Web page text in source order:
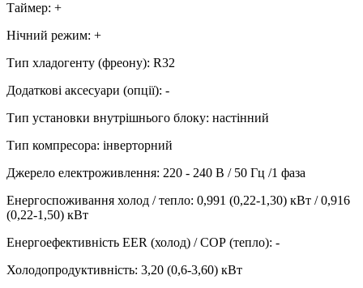
Таймер: +
Нічний режим: +
Тип хладогенту (фреону): R32
Додаткові аксесуари (опції): -
Тип установки внутрішнього блоку: настінний
Тип компресора: інверторний
Джерело електроживлення: 220 - 240 В / 50 Гц /1 фаза
Енергоспоживання холод / тепло: 0,991 (0,22-1,30) кВт / 0,916
(0,22-1,50) кВт
Енергоефективність EER (холод) / СОР (тепло): -
Холодопродуктивність: 3,20 (0,6-3,60) кВт